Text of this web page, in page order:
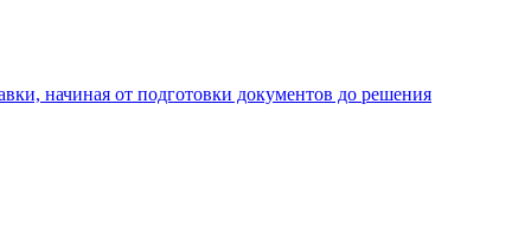
начиная от подготовки документов до решения